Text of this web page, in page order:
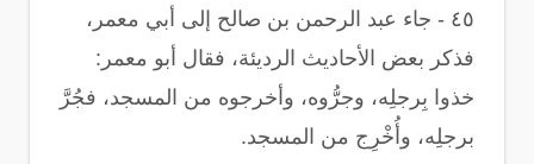
٤٥ - جاء عبد الرحمن بن صالح إلى أبي معمر،
فذكر بعض الأحاديث الرديئة، فقال أبو معمر:
خذوا بِرجلِه، وجرُّوه، وأخرجوه من المسجد، فجُرَّ
برجلِه، وأُخْرِج من المسجد.